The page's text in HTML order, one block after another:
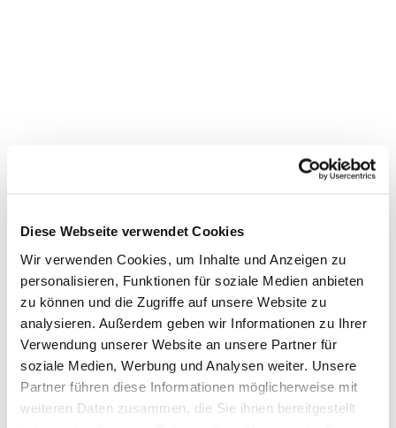
Diese Webseite verwendet Cookies
Wir verwenden Cookies, um Inhalte und Anzeigen zu
personalisieren, Funktionen für soziale Medien anbieten
zu können und die Zugriffe auf unsere Website zu
analysieren. Außerdem geben wir Informationen zu Ihrer
Verwendung unserer Website an unsere Partner für
soziale Medien, Werbung und Analysen weiter. Unsere
Partner führen diese Informationen möglicherweise mit
weiteren Daten zusammen, die Sie ihnen bereitgestellt
Dies könnte Sie auch
interessieren